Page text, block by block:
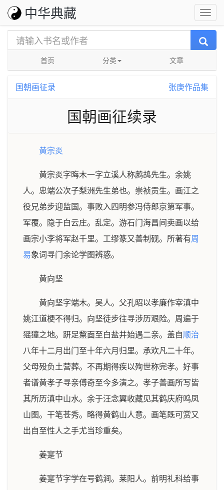
中华典藏
首页 分类 文章
国朝画征录 张庚作品集
国朝画征续录
黄宗炎
黄宗炎字晦木一字立溪人称鹧鸪先生。余姚
人。忠端公次子梨洲先生弟也。崇祯贡生。画江之
役兄弟步迎监国。事败入四明参冯侍郎京第军事。
军覆。隐于白云庄。乱定。游石门海昌间卖画以给
画宗小李将军赵千里。工缪篆又善制砚。所著有周
易象词寻门余论学图辨惑。
黄向坚
黄向坚字端木。吴人。父孔昭以孝廉作宰滇中
姚江道梗不得归。向坚徒步往寻涉历艰险。周遍于
猺獞之地。趼足黧面至白盐井始遇二亲。盖自顺治
八年十二月出门至十年六月归里。承欢凡二十年。
父母殁负土营葬。不再期得疾以殉世称完孝。好事
者谱黄孝子寻亲傅奇至今多演之。孝子善画所写皆
其所历滇中山水。余于汪念翼收藏见其鹤庆府鸣凤
山图。干笔苍秀。略得黄鹤山人意。画笔既可赏又
出自至性人之手尤当珍重矣。
姜寔节
姜寔节字学在号鹤涧。莱阳人。前明礼科给事